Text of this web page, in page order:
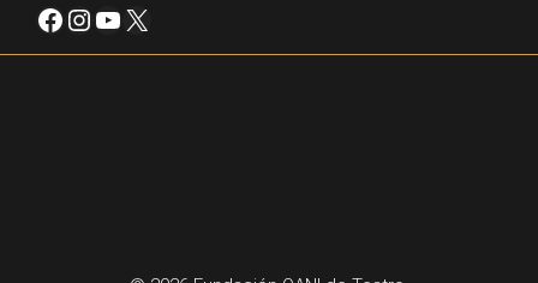
Facebook
Instagram
YouTube
X